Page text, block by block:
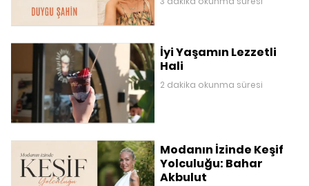
İyi Yaşamın Lezzetli
Hali
2 dakika okunma süresi
Modanın İzinde Keşif
Yolculuğu: Bahar
Akbulut